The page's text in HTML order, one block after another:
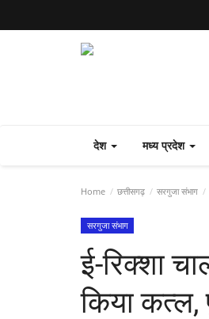
देश मध्य प्रदेश
Home छत्तीसगढ़ सरगुजा संभाग
सरगुजा संभाग
ई-रिक्शा
किया कत्ल,